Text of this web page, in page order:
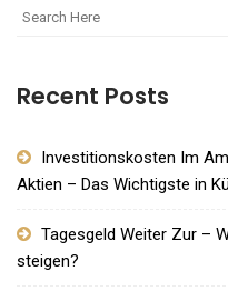
Recent Posts
Investitionskosten Im
Aktien – Das Wichtigste in
Tagesgeld Weiter Zur –
steigen?